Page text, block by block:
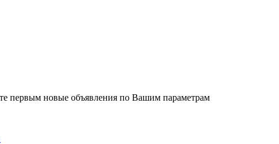
первым новые объявления по Вашим параметрам